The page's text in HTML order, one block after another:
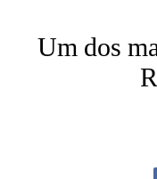
Um dos